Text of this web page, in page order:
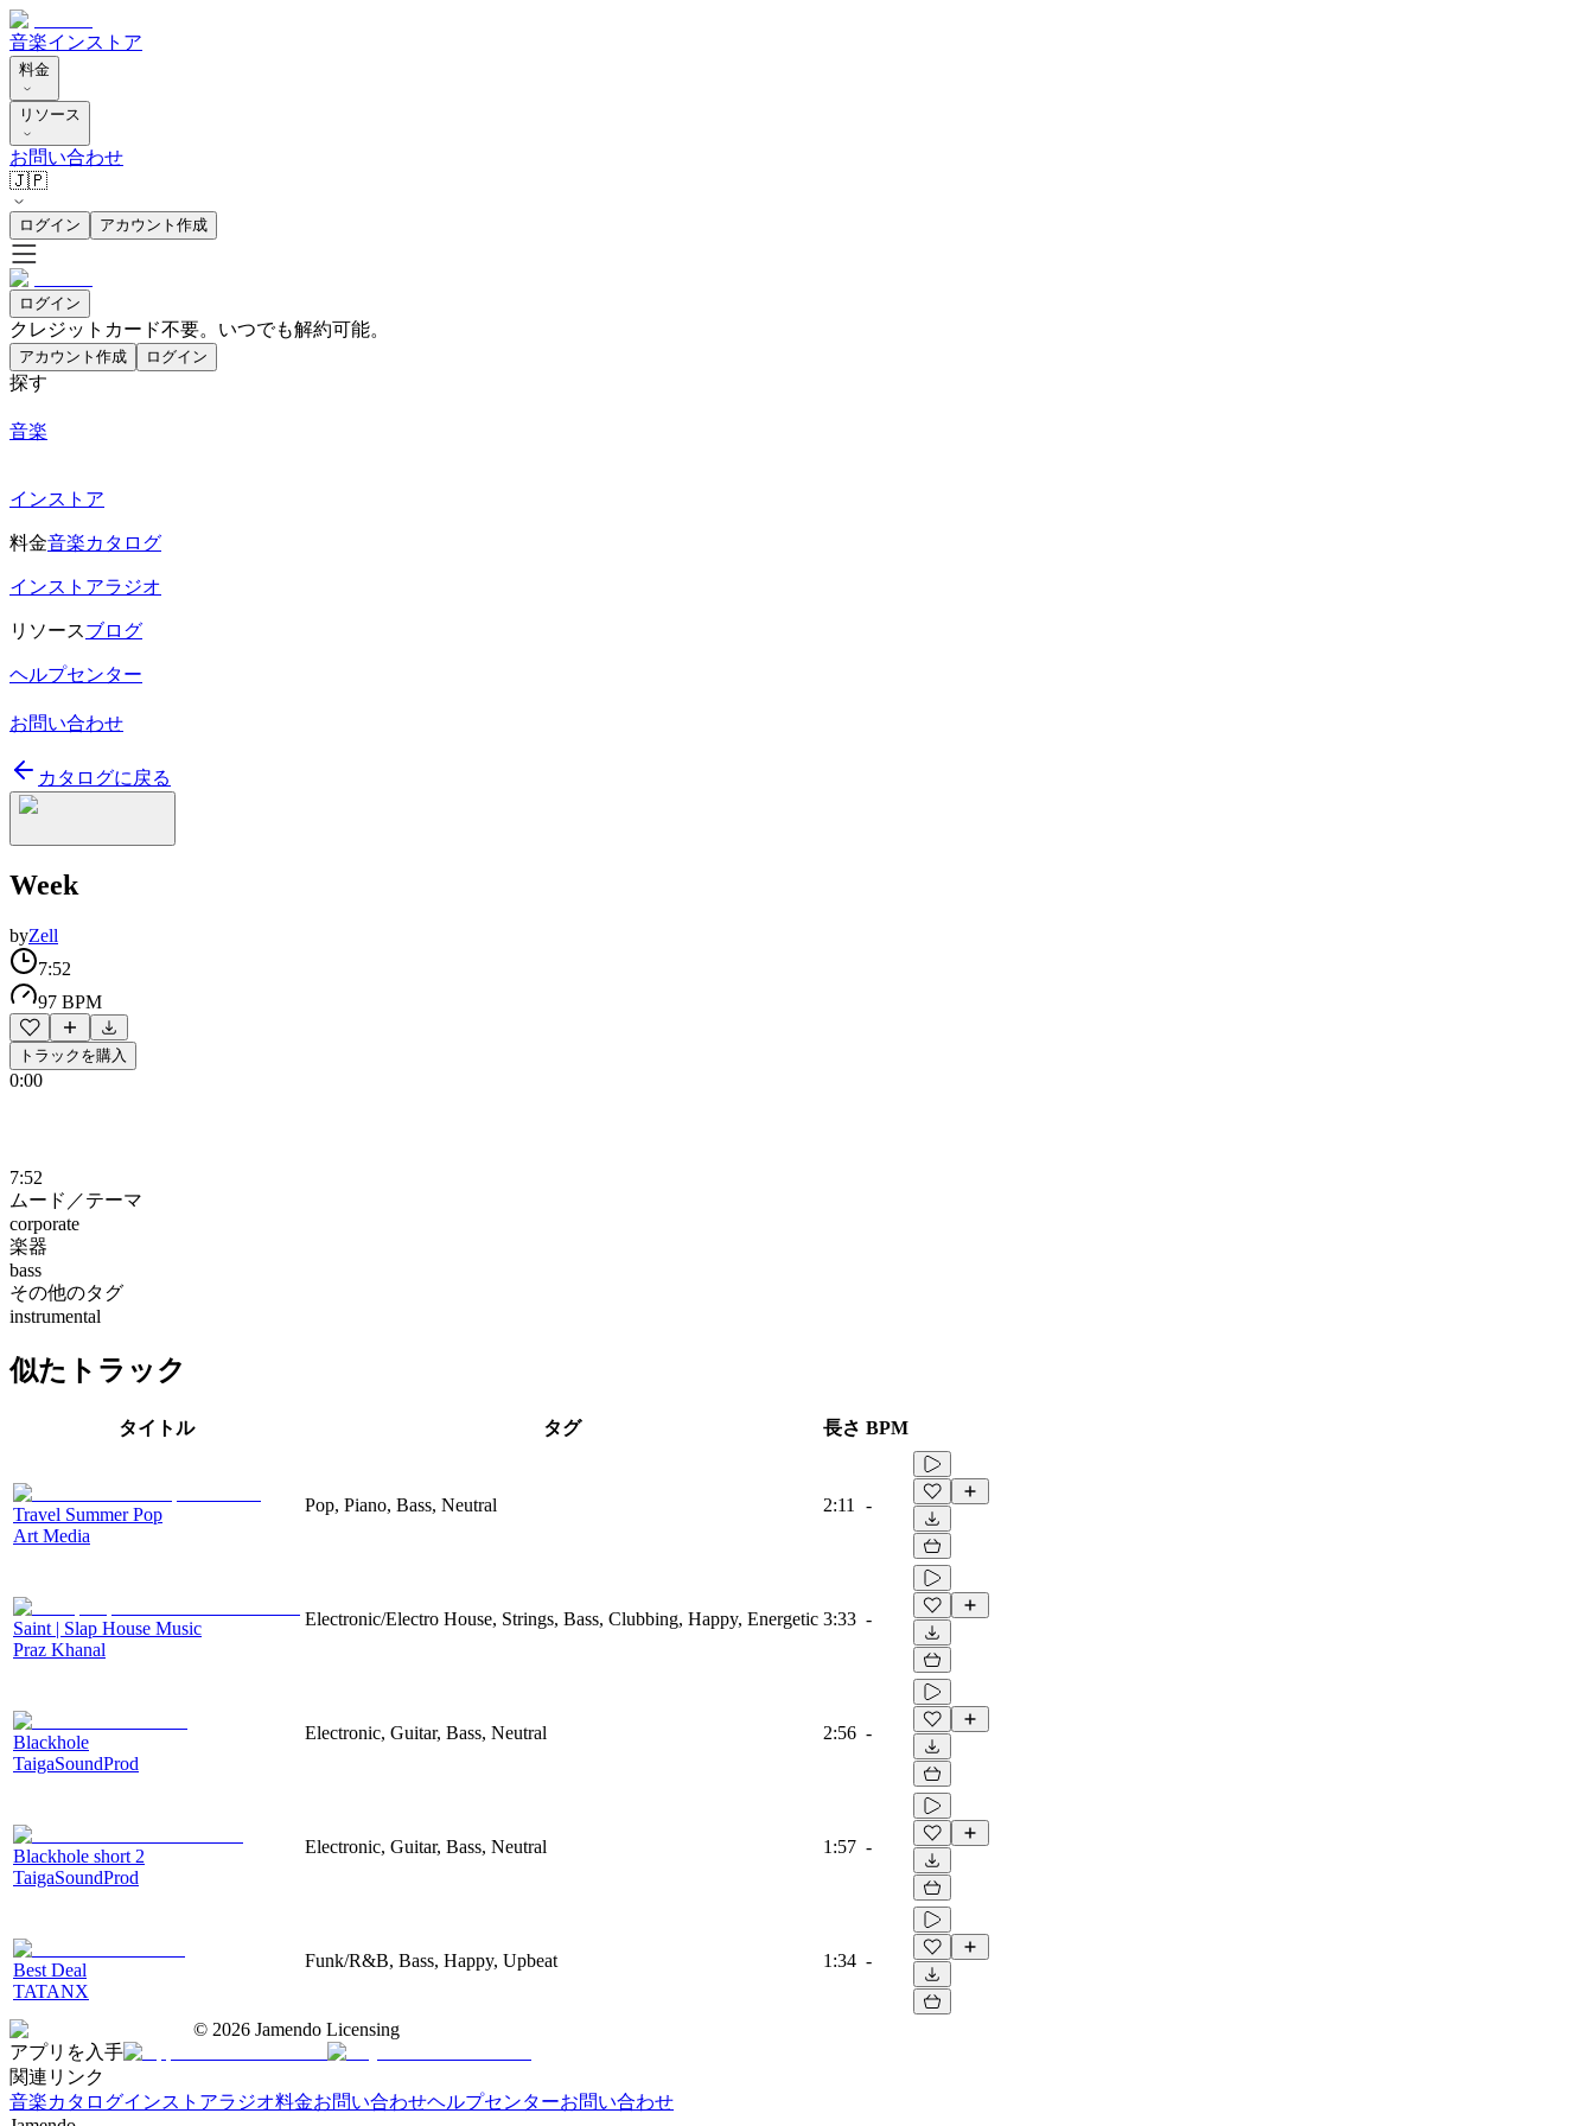
音楽インストア
料金
リソース
お問い合わせ
🇯🇵
ログイン アカウント作成
ログイン
クレジットカード不要。いつでも解約可能。
アカウント作成 ログイン
探す
音楽
インストア
料金音楽カタログ
インストアラジオ
リソースブログ
ヘルプセンター
お問い合わせ
カタログに戻る
Week
byZell
7:52
97 BPM
トラックを購入
0:00
7:52
ムード／テーマ
corporate
楽器
bass
その他のタグ
instrumental
似たトラック
タイトル タグ 長さ BPM
Travel Summer Pop
Art Media
Pop, Piano, Bass, Neutral 2:11 -
Saint | Slap House Music
Praz Khanal
Electronic/Electro House, Strings, Bass, Clubbing, Happy, Energetic 3:33 -
Blackhole
TaigaSoundProd
Electronic, Guitar, Bass, Neutral 2:56 -
Blackhole short 2
TaigaSoundProd
Electronic, Guitar, Bass, Neutral 1:57 -
Best Deal
TATANX
Funk/R&B, Bass, Happy, Upbeat 1:34 -
© 2026 Jamendo Licensing
アプリを入手
関連リンク
音楽カタログインストアラジオ料金お問い合わせヘルプセンターお問い合わせ